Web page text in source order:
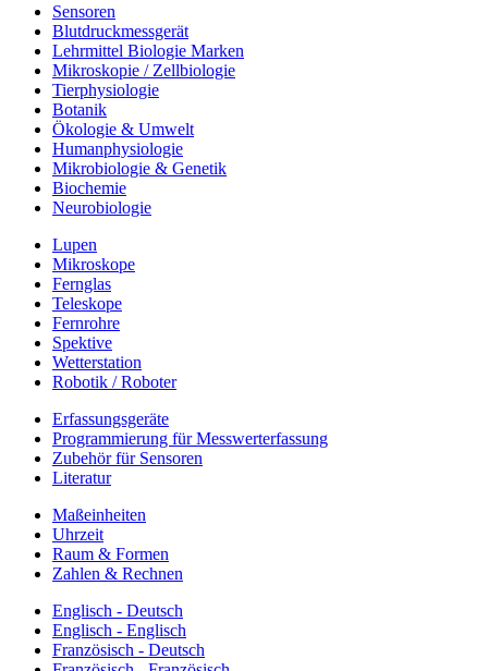
Sensoren
Blutdruckmessgerät
Lehrmittel Biologie Marken
Mikroskopie / Zellbiologie
Tierphysiologie
Botanik
Ökologie & Umwelt
Humanphysiologie
Mikrobiologie & Genetik
Biochemie
Neurobiologie
Lupen
Mikroskope
Fernglas
Teleskope
Fernrohre
Spektive
Wetterstation
Robotik / Roboter
Erfassungsgeräte
Programmierung für Messwerterfassung
Zubehör für Sensoren
Literatur
Maßeinheiten
Uhrzeit
Raum & Formen
Zahlen & Rechnen
Englisch - Deutsch
Englisch - Englisch
Französisch - Deutsch